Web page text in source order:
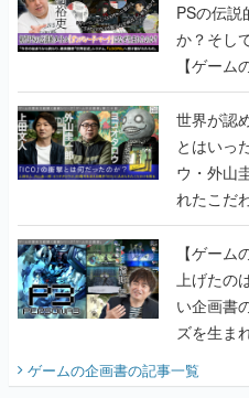
PSの伝説
か？そし
【ゲーム
世界が認
とはいっ
ウ・外山
れたこだ
画書】
【ゲー
上げたの
い企画書
ズを生ま
ビュー】
ゲームの企画書の記事一覧